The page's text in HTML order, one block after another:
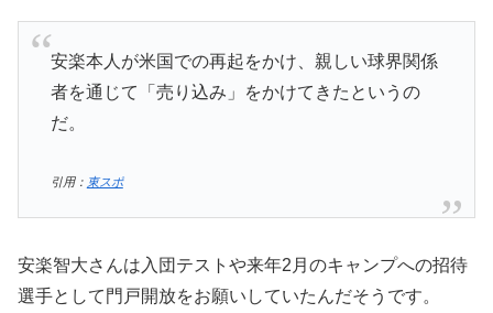
安楽本人が米国での再起をかけ、親しい球界関係
者を通じて「売り込み」をかけてきたというの
だ。
引用： 東スポ
安楽智大さんは入団テストや来年2月のキャンプへの招待
選手として門戸開放をお願いしていたんだそうです。